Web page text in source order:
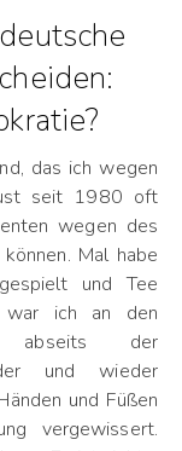
das ich wegen
seit 1980 oft
wegen des
Mal habe
und Tee
war ich an den
abseits der
und wieder
und Füßen
vergewissert.